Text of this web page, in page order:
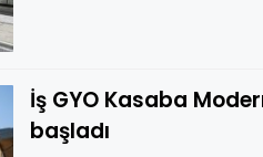
İş GYO Kasaba
başladı